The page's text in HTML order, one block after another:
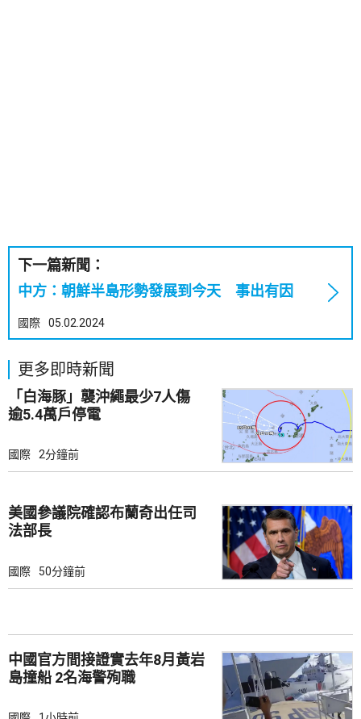
下一篇新聞：
中方：朝鮮半島形勢發展到今天 事出有因
國際 05.02.2024
更多即時新聞
「白海豚」襲沖繩最少7人傷
逾5.4萬戶停電
國際 2分鐘前
美國參議院確認布蘭奇出任司
法部長
國際 50分鐘前
中國官方間接證實去年8月黃岩
島撞船 2名海警殉職